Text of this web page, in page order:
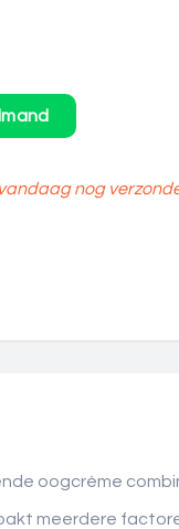
nog
oogcrème
meerdere